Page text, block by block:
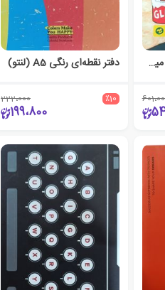
دفتر انیمیشن A4 (لنتو) میگ‌میگ دفتر نقطه‌ای رنگی A5 (لنتو)
٪10 222،000
199،800